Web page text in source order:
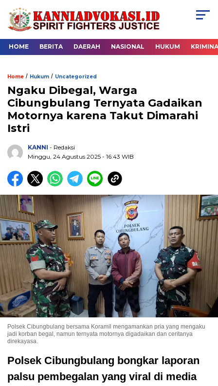
HOME BERITA DAERAH NASIONAL HUKUM
Home / Hukum / Uncategorized
Ngaku Dibegal, Warga
Cibungbulang Ternyata Gadaikan
Motornya karena Takut Dimarahi
Istri
KANNI - Redaksi
Minggu, 24 Agustus 2025 - 16:43 WIB
Polsek Cibungbulang bersama Koramil mengamankan pria yang mengaku
jadi korban begal, namun ternyata motornya digadaikan dan ceritanya
direkayasa.
Polsek Cibungbulang bongkar laporan
palsu pembegalan yang viral di media